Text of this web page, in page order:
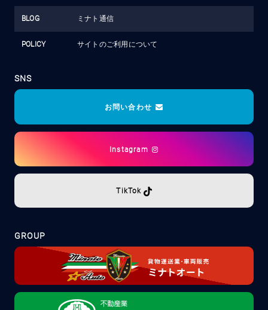
BLOG ミナト通信
POLICY サイトのご利用について
SNS
お問い合わせ
Instagram
TikTok
GROUP